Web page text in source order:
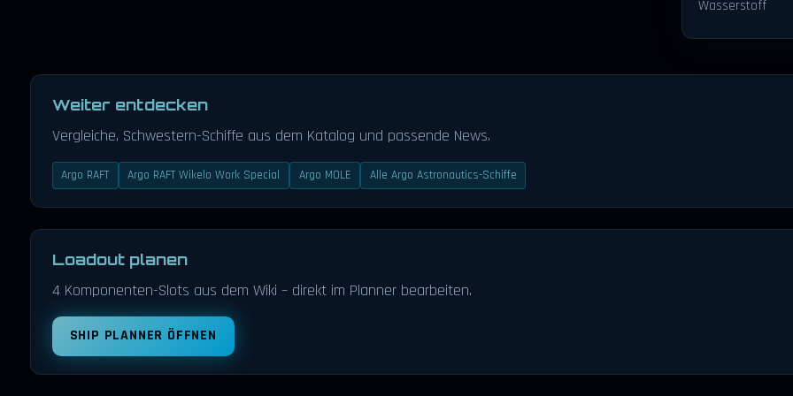
Wasserstoff
Weiter entdecken
Vergleiche, Schwestern-Schiffe aus dem Katalog und passende News.
Argo RAFT Argo RAFT Wikelo Work Special Argo MOLE Alle Argo Astronautics-Schiffe
Loadout planen
4 Komponenten-Slots aus dem Wiki – direkt im Planner bearbeiten.
SHIP PLANNER ÖFFNEN